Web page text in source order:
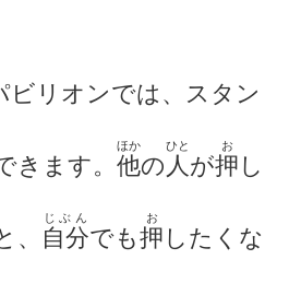
ビリオンでは、スタン
きます。 他
ほか
の 人
ひと
が押
お
し
、 自分
じぶん
でも押
お
したくな